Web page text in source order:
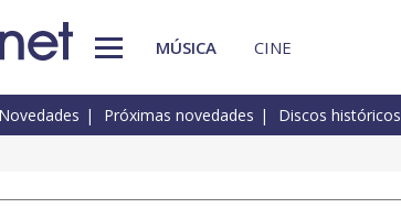
MÚSICA CINE
Novedades Próximas novedades Discos históricos